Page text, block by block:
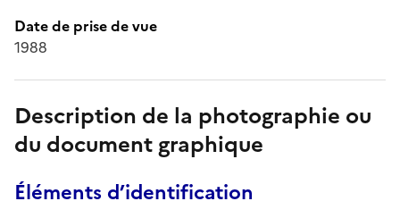
Date de prise de vue
1988
Description de la photographie ou
du document graphique
Éléments d’identification